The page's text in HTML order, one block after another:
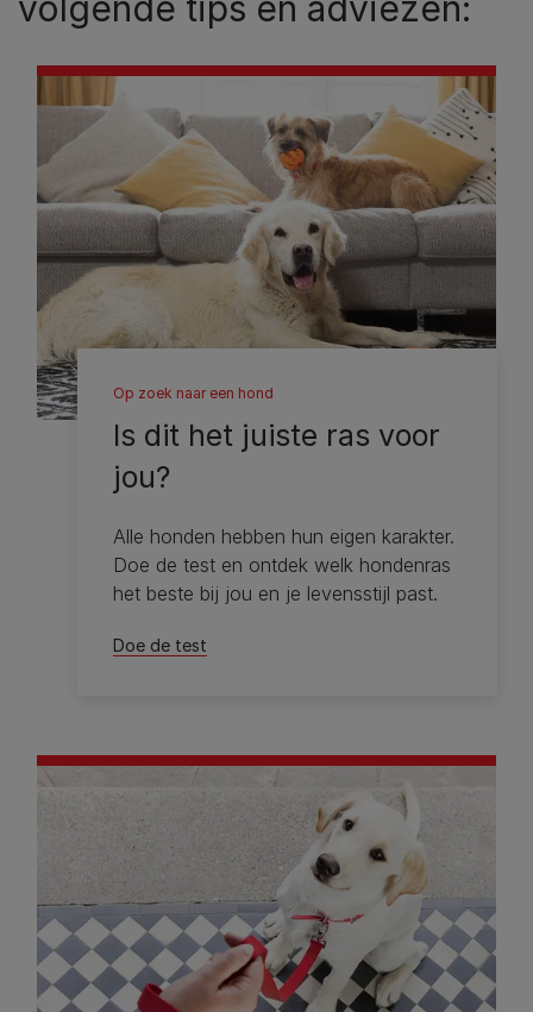
Op zoek naar een hond
Is dit het juiste ras voor
jou?
Alle honden hebben hun eigen karakter.
Doe de test en ontdek welk hondenras
het beste bij jou en je levensstijl past.
Doe de test